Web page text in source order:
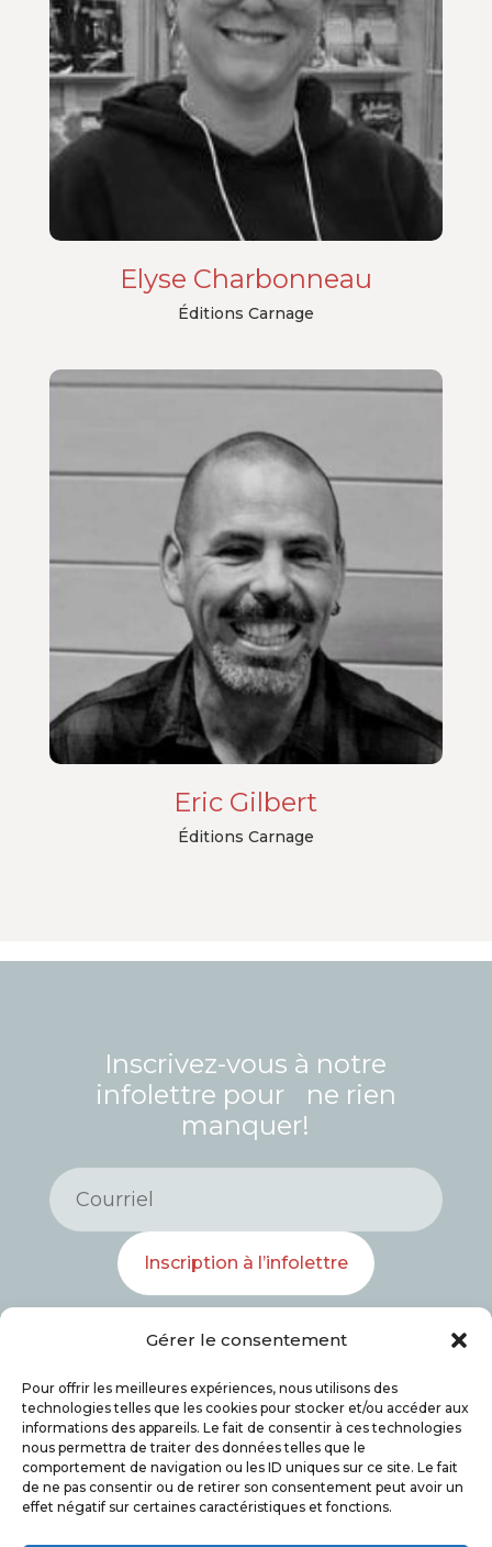
Gérer le consentement
Pour offrir les meilleures expériences, nous utilisons des
technologies telles que les cookies pour stocker et/ou accéder aux
informations des appareils. Le fait de consentir à ces technologies
nous permettra de traiter des données telles que le
comportement de navigation ou les ID uniques sur ce site. Le fait
de ne pas consentir ou de retirer son consentement peut avoir un
effet négatif sur certaines caractéristiques et fonctions.
Elyse Charbonneau
Éditions Carnage
Eric Gilbert
Éditions Carnage
Inscrivez-vous à notre
infolettre pour ne rien
manquer!
Inscription à l’infolettre